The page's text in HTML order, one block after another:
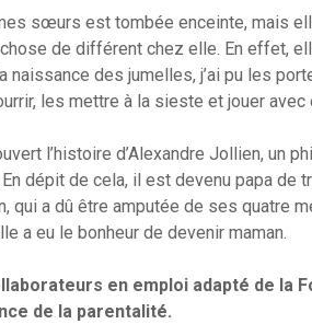
sœurs est tombée enceinte, mais
de différent chez elle. En effet,
naissance des jumelles, j’ai pu les
les mettre à la sieste et jouer
l’histoire d’Alexandre Jollien, un
dépit de cela, il est devenu papa de
qui a dû être amputée de ses quatre
a eu le bonheur de devenir maman.
en emploi adapté de la
de la parentalité.